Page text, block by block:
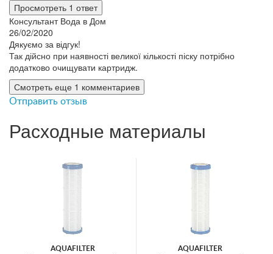
Просмотреть 1 ответ
Консультант Вода в Дом
26/02/2020
Дякуємо за відгук!
Так дійсно при наявності великої кількості піску потрібно
додатково очищувати картридж.
Смотреть еще 1 комментариев
Отправить отзыв
Расходные материалы
AQUAFILTER AQUAFILTER